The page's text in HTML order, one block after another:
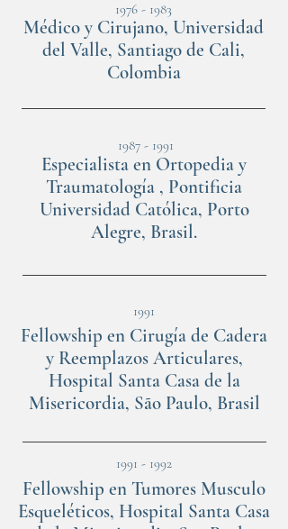
1987 - 1991
Médico y Cirujano, Universidad
del Valle, Santiago de Cali,
Colombia
1976 - 1983
Especialista en Ortopedia y
Traumatología , Pontificia
Universidad Católica, Porto
Alegre, Brasil.
1991
Fellowship en Cirugía de Cadera
y Reemplazos Articulares,
Hospital Santa Casa de la
Misericordia, São Paulo, Brasil
Fellowship en Tumores Musculo
Esqueléticos, Hospital Santa Casa
1991 - 1992